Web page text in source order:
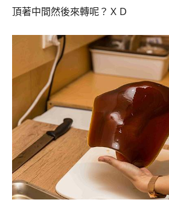
頂著中間然後來轉呢？ＸＤ